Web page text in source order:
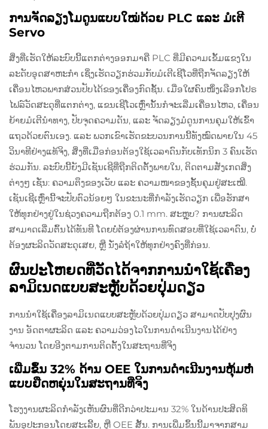
ການຈັດລຽງໂມດູນແບບໃໝ່ດ້ວຍ PLC ແລະ ມໍເຕີ
Servo
ສິ່ງທີ່ເຮັດໃຫ້ລະບົບນີ້ແຕກຕ່າງອອກມາຄື PLC ທີ່ມີຄວາມເຂັ້ມແຂງໃນ
ລະດັບອຸດສາຫະກໍາ ເຊິ່ງເຮັດວຽກຮ່ວມກັບມໍເຕີເຊີໂວທີ່ຖືກຈັດລຽງໃຫ້
ເຄື່ອນໄຫວພາກສ່ວນປັບໄດ້ຂອງເຄື່ອງກົດຊັ້ນ. ເມື່ອໃຜຄົນໜຶ່ງເລືອກໂປຣ
ໄຟລ໌ວັດສະດຸທີ່ແຕກຕ່າງ, ແຂນເຊີໂວເຫຼົ່ານັ້ນກໍຈະເລີ່ມເຄື່ອນໄຫວ, ເຄື່ອນ
ຍ້າຍມໍເຕີນໍາທາງ, ປັບຈຸດຄວາມດັນ, ແລະ ຈັດລຽງມໍດູນການຄຸມໃຫ້ເຂົ້າ
ແຖວດ້ວຍຕົນເອງ. ແລະ ພວກເຂົາເຮັດຂະບວນການນີ້ທັງໝົດພາຍໃນ 45
ວິນາທີຢ່າງແທ້ຈິງ, ສິ່ງທີ່ເມື່ອກ່ອນຕ້ອງໃຊ້ເວລາດົນກັບເທັກນິກ 3 ຄົນເຮັດ
ຮ່ວມກັນ. ລະບົບນີ້ຍັງມີເຊັນເຊີທີ່ຖືກຕິດຕັ້ງພາຍໃນ, ຕິດຕາມສັງເກດສິ່ງ
ຕ່າງໆ ເຊັ່ນ: ຄວາມຕຶງຂອງເວັບ ແລະ ຄວາມໜາຂອງຊັ້ນຄຸມຢູ່ສະເໝີ.
ເຊັນເຊີເຫຼົ່ານີ້ຈະປັບຕົວນ້ອຍໆ ໃນຂະນະທີ່ກໍາລັງເຮັດວຽກ ເພື່ອຮັກສາ
ໃຫ້ທຸກຢ່າງຢູ່ໃນຊ່ວງຄວາມຖືກຕ້ອງ 0.1 mm. ສະຫຼຸບ? ການຜະລິດ
ສາມາດເລີ່ມຕົ້ນໄດ້ທັນທີ ໂດຍບໍ່ຕ້ອງຜ່ານການທົດສອບທີ່ໃຊ້ເວລາດົນ, ບໍ່
ຕ້ອງຜະລິດວັດສະດຸເສຍ, ຫຼື ນັ່ງລໍຖ້າໃຫ້ທຸກຢ່າງຄົງທີ່ກ່ອນ.
ຜົນປະໂຫຍດທີ່ວັດໄດ້ຈາກການນຳໃຊ້ເຄື່ອງ
ລາມິເນດແບບສະຫຼັບດ້ວຍປຸ່ມດຽວ
ການນຳໃຊ້ເຄື່ອງລາມິເນດແບບສະຫຼັບດ້ວຍປຸ່ມດຽວ ສາມາດປັບປຸງຜົນ
ງານ ອັດຕາຜະລິດ ແລະ ຄວາມວ່ອງໄວໃນການດຳເນີນງານໄດ້ຢ່າງ
ຈຳນວນ ໂດຍອີງຕາມການຕິດຕັ້ງໃນສະຖານທີ່ຈິງ
ເພີ່ມຂຶ້ນ 32% ດ້ານ OEE ໃນການດຳເນີນງານຫຸ້ມຫໍ່
ແບບຍືດຫຍຸ່ນໃນສະຖານທີ່ຈິງ
ໂຮງງານຜະລິດກໍາລັງເຫັນຜົນທີ່ດີກວ່າປະມານ 32% ໃນດ້ານປະສິດທິ
ພັນອຸປະກອນໂດຍສະເລີ້ຍ, ຫຼື OEE ສັ້ນ. ການເພີ່ມຂຶ້ນນີ້ມາຈາກສາມ